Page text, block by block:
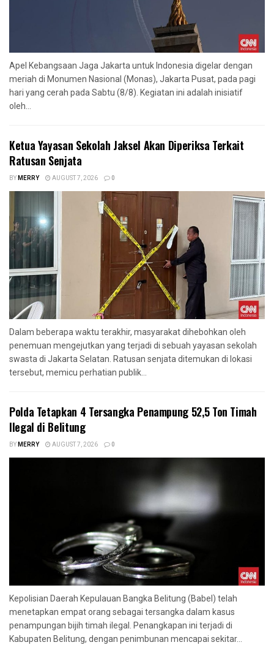
Apel Kebangsaan Jaga Jakarta untuk Indonesia digelar dengan
meriah di Monumen Nasional (Monas), Jakarta Pusat, pada pagi
hari yang cerah pada Sabtu (8/8). Kegiatan ini adalah inisiatif
oleh...
Ketua Yayasan Sekolah Jaksel Akan Diperiksa Terkait
Ratusan Senjata
BYMERRY AUGUST 7, 2026 0
Dalam beberapa waktu terakhir, masyarakat dihebohkan oleh
penemuan mengejutkan yang terjadi di sebuah yayasan sekolah
swasta di Jakarta Selatan. Ratusan senjata ditemukan di lokasi
tersebut, memicu perhatian publik...
Polda Tetapkan 4 Tersangka Penampung 52,5 Ton Timah
Ilegal di Belitung
BYMERRY AUGUST 7, 2026 0
Kepolisian Daerah Kepulauan Bangka Belitung (Babel) telah
menetapkan empat orang sebagai tersangka dalam kasus
penampungan bijih timah ilegal. Penangkapan ini terjadi di
Kabupaten Belitung, dengan penimbunan mencapai sekitar...